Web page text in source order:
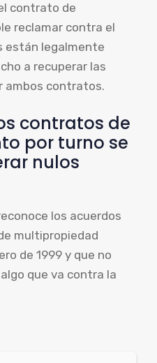
contrato de
reclamar contra el
están legalmente
a recuperar las
ambos contratos.
contratos de
por turno se
nulos
los acuerdos
multipropiedad
de 1999 y que no
que va contra la